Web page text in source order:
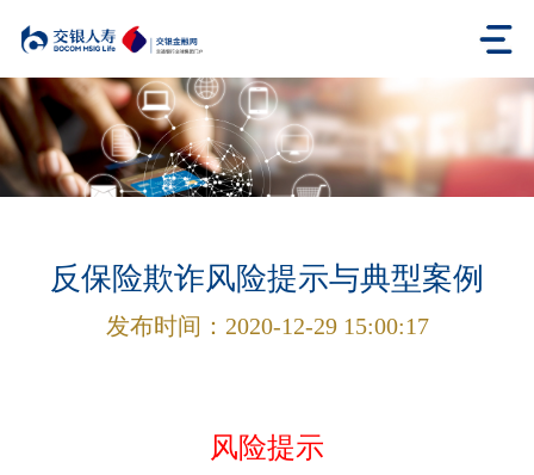
反保险欺诈风险提示与典型案例
发布时间： 2020-12-29 15:00:17
风险提示